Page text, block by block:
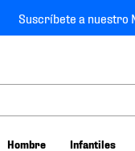
Suscríbete a nuestro
Hombre Infantiles